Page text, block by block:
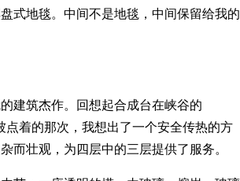
式地毯。中间不是地毯，中间保留给我
建筑杰作。回想起合成台在峡谷的
点着的那次，我想出了一个安全传热的方
而壮观，为四层中的三层提供了服务。